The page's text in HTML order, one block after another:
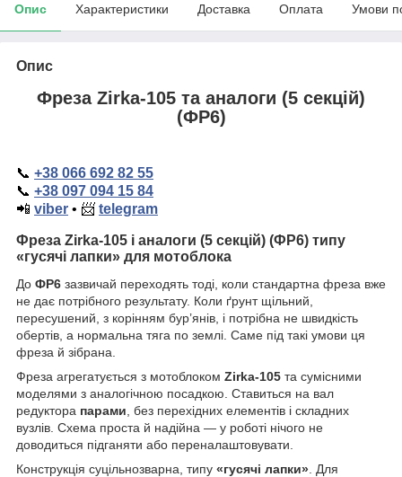
Опис Характеристики Доставка Оплата Умови
Опис
Фреза Zirka-105 та аналоги (5 секцій)
(ФР6)
📞 +38 066 692 82 55
📞 +38 097 094 15 84
📲 viber • 📨 telegram
Фреза Zirka-105 і аналоги (5 секцій) (ФР6) типу
«гусячі лапки» для мотоблока
До ФР6 зазвичай переходять тоді, коли стандартна фреза вже
не дає потрібного результату. Коли ґрунт щільний,
пересушений, з корінням бур’янів, і потрібна не швидкість
обертів, а нормальна тяга по землі. Саме під такі умови ця
фреза й зібрана.
Фреза агрегатується з мотоблоком Zirka-105 та сумісними
моделями з аналогічною посадкою. Ставиться на вал
редуктора парами , без перехідних елементів і складних
вузлів. Схема проста й надійна — у роботі нічого не
доводиться підганяти або переналаштовувати.
Конструкція суцільнозварна, типу «гусячі лапки» . Для